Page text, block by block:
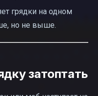
грядки на одном
но не выше.
затоптать